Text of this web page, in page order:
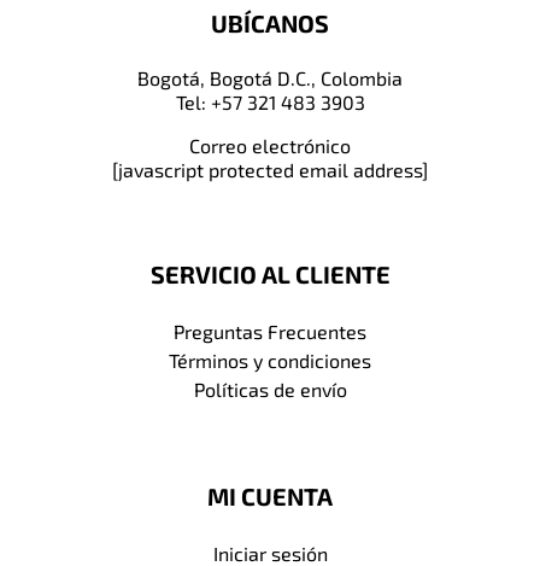
UBÍCANOS
Bogotá, Bogotá D.C., Colombia
Tel: +57 321 483 3903
Correo electrónico
[javascript protected email address]
SERVICIO AL CLIENTE
Preguntas Frecuentes
Términos y condiciones
Políticas de envío
MI CUENTA
Iniciar sesión